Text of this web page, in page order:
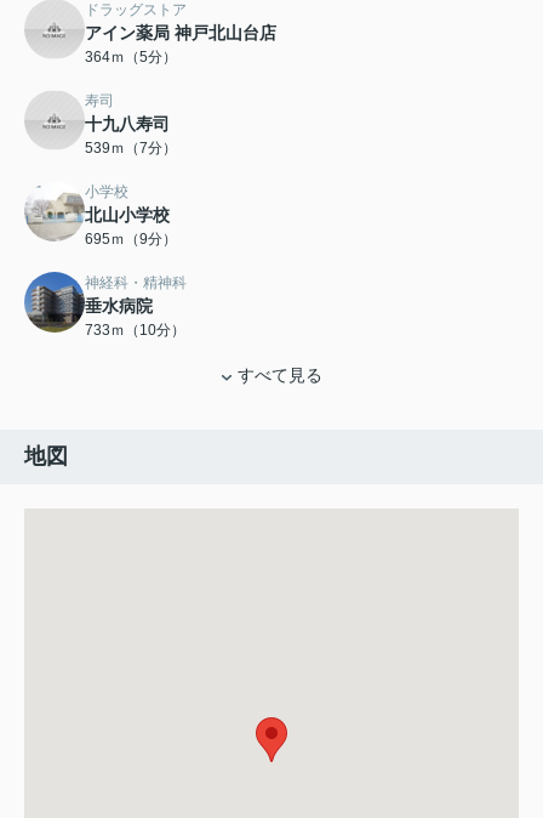
ドラッグストア
アイン薬局 神戸北山台店
364ｍ（5分）
寿司
十九八寿司
539ｍ（7分）
小学校
北山小学校
695ｍ（9分）
神経科・精神科
垂水病院
733ｍ（10分）
すべて見る
地図